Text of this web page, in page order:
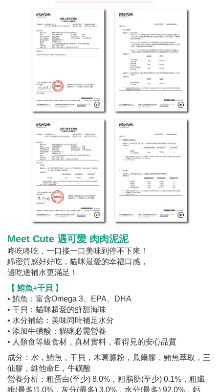
Meet Cute 遇可愛 肉肉泥泥
咚吃咚吃，一口接一口美味到停不下來！
綿密質感好好吃，貓咪最愛的幸福口感，
邊吃邊補水更滿足！
【 鮪魚+干貝 】
• 鮪魚：富含Omega 3、EPA、DHA
• 干貝：貓咪超愛的鮮甜海味
• 水分補給：美味同時補足水分
• 添加牛磺酸：貓咪必需營養
• 人類食等級食材，真材實料，看得見的安心品質
成分：水，鮪魚，干貝，木薯澱粉，瓜爾膠，鮪魚萃取，三
仙膠，維他命E，牛磺酸
營養分析：粗蛋白(至少) 8.0%，粗脂肪(至少) 0.1%，粗纖
維(最多)1.0%，灰分(最多) 3.0%，水分(最多) 92.0%，鈣